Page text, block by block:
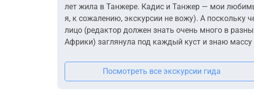
лет жила в Танжере. Кадис и Танжер — мои
я, к сожалению, экскурсии не вожу). А
лицо (редактор должен знать очень много в
Африки) заглянула под каждый куст и знаю массу
Посмотреть все экскурсии гида